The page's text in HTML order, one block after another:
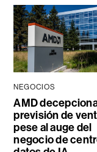
NEGOCIOS
AMD
previsión de
pese al auge del
negocio de